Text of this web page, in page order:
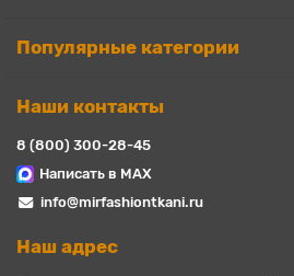
Популярные категории
Наши контакты
8 (800) 300-28-45
Написать в MAX
info@mirfashiontkani.ru
Наш адрес